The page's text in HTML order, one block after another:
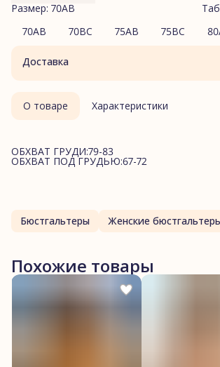
Размер: 70AB
70AB
70BC 75AB 75BC
Доставка
О товаре Характеристики
ОБХВАТ ГРУДИ:79-83
ОБХВАТ ПОД ГРУДЬЮ:67-72
Бюстгальтеры Женские
Похожие товары